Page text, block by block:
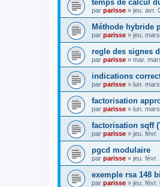
temps de calcul
par parisse » jeu. avr.
Méthode hybride
par parisse » jeu.
regle des signes
par parisse » mar.
indications
par parisse » lun.
factorisation
par parisse » lun.
factorisation sqff
par parisse » jeu. févr.
pgcd modulaire
par parisse » jeu. févr.
exemple rsa 148
par parisse » jeu. févr.